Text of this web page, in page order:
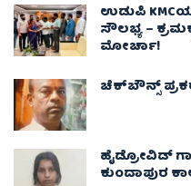
ಉಡುಪಿ
ಸೌಲಭ್ಯ –
ಮೋರ್ಚಾ!
ಚೆಕ್​ಬೌನ್ಸ್​
ಹೈಡ್ರೋವಿಡ್
ಕುಂದಾಪುರ